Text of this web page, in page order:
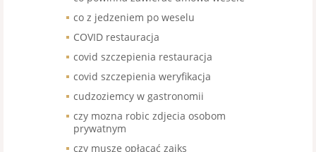
co z jedzeniem po weselu
COVID restauracja
covid szczepienia restauracja
covid szczepienia weryfikacja
cudzoziemcy w gastronomii
czy mozna robic zdjecia osobom
prywatnym
czy muszę opłacać zaiks